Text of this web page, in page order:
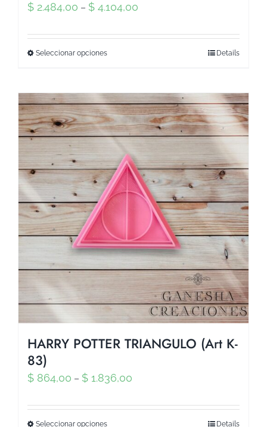
$ 2.484,00 – $ 4.104,00
Seleccionar opciones Details
HARRY POTTER TRIANGULO (Art K-
83)
$ 864,00 – $ 1.836,00
Seleccionar opciones Details